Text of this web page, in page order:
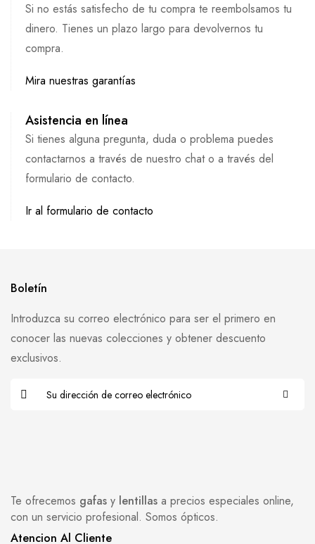
Si no estás satisfecho de tu compra te reembolsamos tu
dinero. Tienes un plazo largo para devolvernos tu
compra.
Mira nuestras garantías
Asistencia en línea
Si tienes alguna pregunta, duda o problema puedes
contactarnos a través de nuestro chat o a través del
formulario de contacto.
Ir al formulario de contacto
Te ofrecemos gafas y lentillas a precios especiales online,
con un servicio profesional. Somos ópticos.
Atencion Al Cliente
Boletín
Introduzca su correo electrónico para ser el primero en
conocer las nuevas colecciones y obtener descuento
exclusivos.